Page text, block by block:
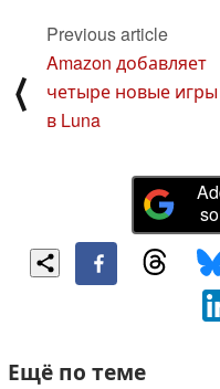
⟨
Previous article
Amazon добавляет
четыре новые игры
в Luna
Ещё по теме